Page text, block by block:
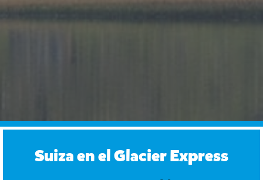
Suiza en el Glacier Express